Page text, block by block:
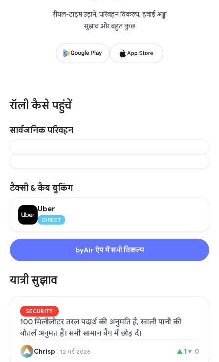
रीयल-टाइम उड़ानें, परिवहन विकल्प, हवाई अड्डा
सुझाव और बहुत कुछ
रॉली कैसे पहुंचें
सार्वजनिक परिवहन
टैक्सी & कैब बुकिंग
Uber
DIRECT
byAir ऐप में सभी विकल्प
यात्री सुझाव
SECURITY
100 मिलीलीटर तरल पदार्थ की अनुमति है, खाली पानी की
बोतलें अनुमत हैं। सभी सामान बैग में छोड़ दें।
Chrisp 12 मई 2026 ▲ 1 ▼ 0